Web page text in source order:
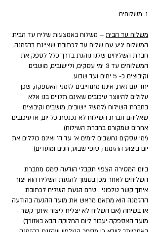
1. משלוחים:
משלוח עד הבית – משלוח באמצעות שליח עד הבית
המשלוח יגיע עם שליח עד לכתובת שציינת בהזמנה.
חברת השליחים שלנו נוהגת בדרך כלל לספק את
המשלוחים עד 3 ימי עסקים, וליישובים, מושבים
וקיבוצים כ- 5 ימים ועד שבוע.
יחד עם זאת, איננו מתחייבים לזמני האספקה, שכן
עלולים להיווצר עיכובים שאינם תלויים בנו אלא
בחברת השילוח (למשל יישובים, מושבים וקיבוצים
שאליהם חברת השילוח לא נכנסת כל יום, או עיכובים
אחרים שמקורם בחברת השילוח).
(ימי עסקים נחשבים לימים א' עד ה' ואינם כוללים את
יום ביצוע ההזמנה, סופי שבוע, חגים ומועדים)
ביום המסירה הצפוי תקבלי הודעה סמס מחברת
השליחים לאחר מכן בסמוך להגעת השליח הוא יצור
איתך קשר טלפוני . טרם הגעת השליח לכתובת
ההזמנה הוא מתאם מראש את מועד ההגעה בהודעה
או בשיחה (אם השליח לא יצליח ליצור איתך קשר -
מועד האספקה יעבור ליום החלוקה הבא באזורך)